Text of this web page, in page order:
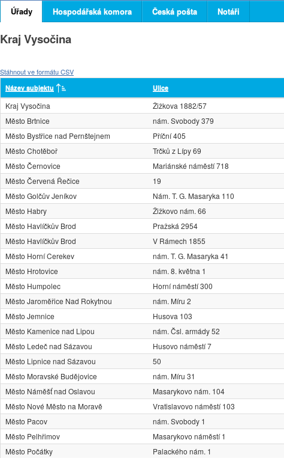
Úřady Hospodářská komora Česká pošta Notáři
Kraj Vysočina
Stáhnout ve formátu CSV
Název subjektu Ulice
Kraj Vysočina Žižkova 1882/57
Město Brtnice
nám. Svobody 379
Město Bystřice nad Pernštejnem
Příční 405
Město Chotěboř
Trčků z Lípy 69
Město Černovice
Mariánské náměstí 718
Město Červená Řečice
19
Město Golčův Jeníkov
Nám. T. G. Masaryka 110
Město Habry
Žižkovo nám. 66
Město Havlíčkův Brod
Pražská 2954
Město Havlíčkův Brod
V Rámech 1855
Město Horní Cerekev
nám. T. G. Masaryka 41
Město Hrotovice
nám. 8. května 1
Město Humpolec
Horní náměstí 300
Město Jaroměřice Nad Rokytnou
nám. Míru 2
Město Jemnice
Husova 103
Město Kamenice nad Lipou
nám. Čsl. armády 52
Město Ledeč nad Sázavou
Husovo náměstí 7
Město Lipnice nad Sázavou
50
Město Moravské Budějovice
nám. Míru 31
Město Náměšť nad Oslavou
Masarykovo nám. 104
Město Nové Město na Moravě
Vratislavovo náměstí 103
Město Pacov
nám. Svobody 1
Město Pelhřimov
Masarykovo náměstí 1
Město Počátky
Palackého nám. 1